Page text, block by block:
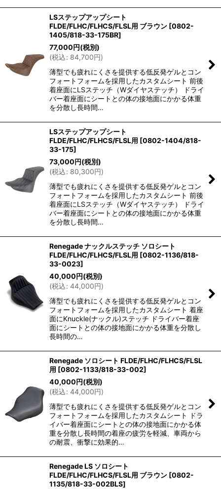
LSステップアップシート
FLDE/FLHC/FLHCS/FLSL用 ブラウン [0802-
1405/818-33-175BR]
77,000円(税別)
(税込: 84,700円)
薄型でも疲れにくさを提供する低反発ゲルとコン
フォートフォームを採用したカスタムシート 前後
着座面にLSステッチ（Wダイヤステッチ） ドライ
バー着座面にシートとの体の接地面にかかる体重
を分散し長時間…
LSステップアップシート
FLDE/FLHC/FLHCS/FLSL用 [0802-1404/818-
33-175]
73,000円(税別)
(税込: 80,300円)
薄型でも疲れにくさを提供する低反発ゲルとコン
フォートフォームを採用したカスタムシート 前後
着座面にLSステッチ（Wダイヤステッチ） ドライ
バー着座面にシートとの体の接地面にかかる体重
を分散し長時間…
Renegade ナックルステッチ ソロシート
FLDE/FLHC/FLHCS/FLSL用 [0802-1136/818-
33-0023]
40,000円(税別)
(税込: 44,000円)
薄型でも疲れにくさを提供する低反発ゲルとコン
フォートフォームを採用したカスタムシート 着座
面にKnuckle(ナックル)ステッチ ドライバー着座
面にシートとの体の接地面にかかる体重を分散し
長時間の…
Renegade ソロシート FLDE/FLHC/FLHCS/FLSL
用 [0802-1133/818-33-002]
40,000円(税別)
(税込: 44,000円)
薄型でも疲れにくさを提供する低反発ゲルとコン
フォートフォームを採用したカスタムシート ドラ
イバー着座面にシートとの体の接地面にかかる体
重を分散し長時間の着座の疲労を軽減、車両から
の耐震、衝撃に効果的…
Renegade LS ソロシート
FLDE/FLHC/FLHCS/FLSL用 ブラウン [0802-
1135/818-33-002BLS]